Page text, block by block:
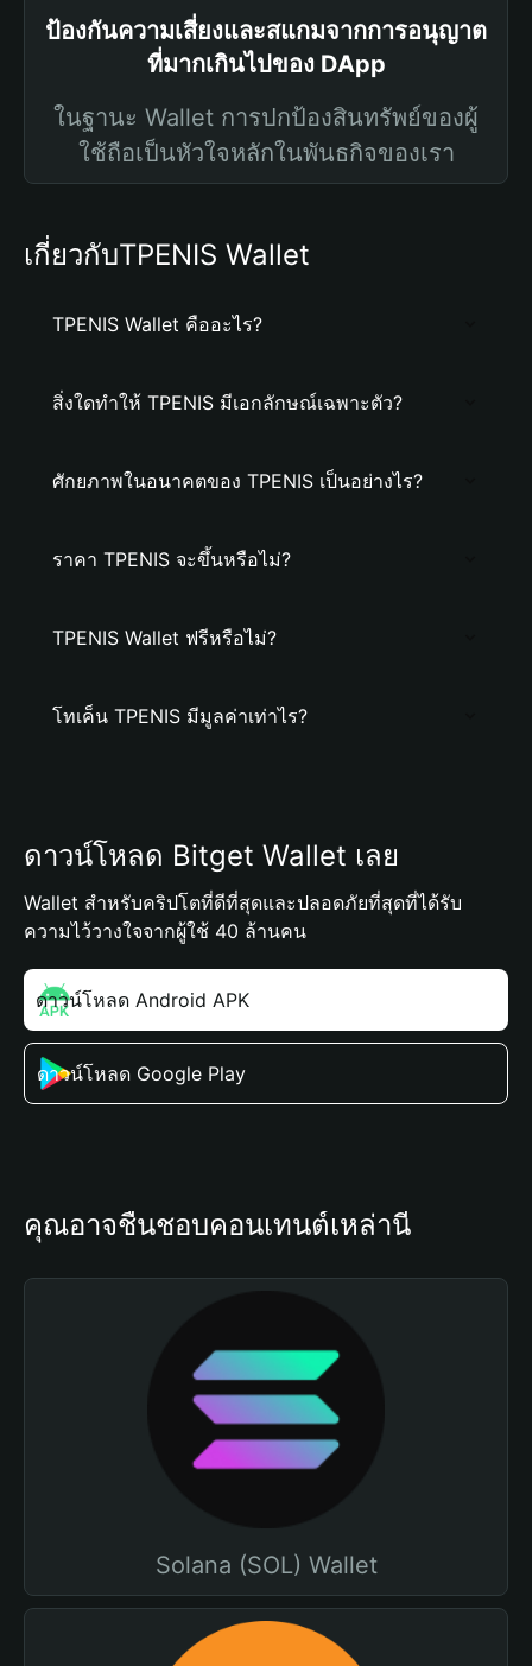
ป้องกันความเสี่ยงและสแกมจากการอนุญาต
ที่มากเกินไปของ DApp
ในฐานะ Wallet การปกป้องสินทรัพย์ของผู้
ใช้ถือเป็นหัวใจหลักในพันธกิจของเรา
เกี่ยวกับTPENIS Wallet
TPENIS Wallet คืออะไร?
สิ่งใดทำให้ TPENIS มีเอกลักษณ์เฉพาะตัว?
ศักยภาพในอนาคตของ TPENIS เป็นอย่างไร?
ราคา TPENIS จะขึ้นหรือไม่?
TPENIS Wallet ฟรีหรือไม่?
โทเค็น TPENIS มีมูลค่าเท่าไร?
ดาวน์โหลด Bitget Wallet เลย
Wallet สำหรับคริปโตที่ดีที่สุดและปลอดภัยที่สุดที่ได้รับ
ความไว้วางใจจากผู้ใช้ 40 ล้านคน
ดาวน์โหลด Android APK
ดาวน์โหลด Google Play
คุณอาจชื่นชอบคอนเทนต์เหล่านี้
Solana (SOL) Wallet